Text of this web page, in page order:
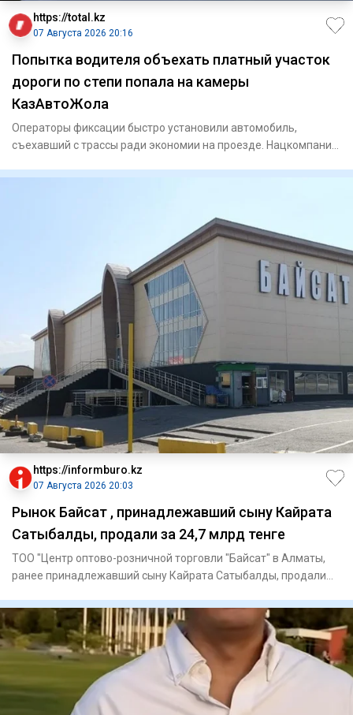
https://total.kz
07 Августа 2026 20:16
Попытка водителя объехать платный участок
дороги по степи попала на камеры
КазАвтоЖола
Операторы фиксации быстро установили автомобиль,
съехавший с трассы ради экономии на проезде. Нацкомпания
https://informburo.kz
07 Августа 2026 20:03
Рынок Байсат , принадлежавший сыну Кайрата
Сатыбалды, продали за 24,7 млрд тенге
ТОО "Центр оптово-розничной торговли "Байсат" в Алматы,
ранее принадлежавший сыну Кайрата Сатыбалды, продали